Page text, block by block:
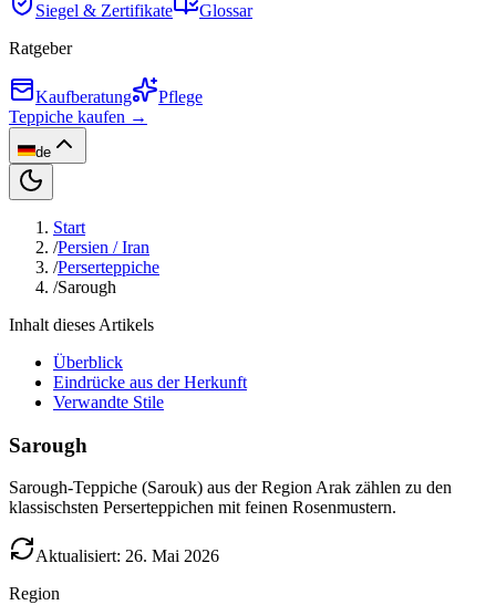
Siegel & Zertifikate
Glossar
Ratgeber
Kaufberatung
Pflege
Teppiche kaufen →
de
Start
/Persien / Iran
/Perserteppiche
/Sarough
Inhalt dieses Artikels
Überblick
Eindrücke aus der Herkunft
Verwandte Stile
Sarough
Sarough-Teppiche (Sarouk) aus der Region Arak zählen zu den
klassischsten Perserteppichen mit feinen Rosenmustern.
Aktualisiert: 26. Mai 2026
Region